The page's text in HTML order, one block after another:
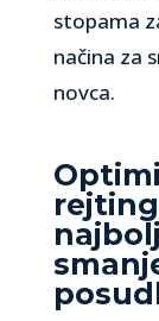
stopama
načina za
novca.